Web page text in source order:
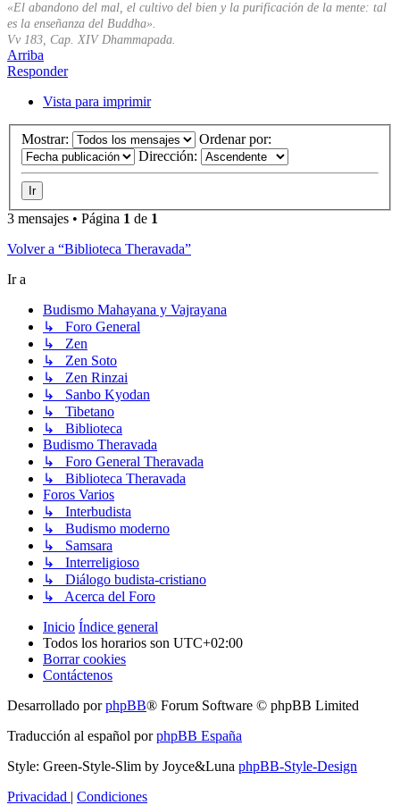
«El abandono del mal, el cultivo del bien y la purificación de la mente: tal
es la enseñanza del Buddha».
Vv 183, Cap. XIV Dhammapada.
Arriba
Responder
Vista para imprimir
Mostrar:
Ordenar por:
Dirección:
3 mensajes • Página 1 de 1
Volver a “Biblioteca Theravada”
Ir a
Budismo Mahayana y Vajrayana
↳ Foro General
↳ Zen
↳ Zen Soto
↳ Zen Rinzai
↳ Sanbo Kyodan
↳ Tibetano
↳ Biblioteca
Budismo Theravada
↳ Foro General Theravada
↳ Biblioteca Theravada
Foros Varios
↳ Interbudista
↳ Budismo moderno
↳ Samsara
↳ Interreligioso
↳ Diálogo budista-cristiano
↳ Acerca del Foro
Inicio Índice general
Todos los horarios son UTC+02:00
Borrar cookies
Contáctenos
Desarrollado porphpBB® Forum Software © phpBB Limited
Traducción al español porphpBB España
Style: Green-Style-Slim by Joyce&Luna phpBB-Style-Design
Privacidad | Condiciones